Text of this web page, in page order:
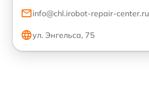
info@chl.irobot-repair-center.ru
ул. Энгельса, 75